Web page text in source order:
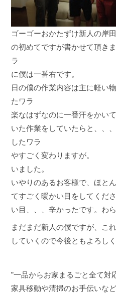
ゴーゴーおかたずけ新人の岸
の初めてですが書かせて頂き
ラ
に僕は一番
日の僕の作業内容は主に軽い
たワラ
楽なはずなのに一番汗をかい
いた作業をしていたらと、、
したワラ 話は変
やすごく変わります
いました
いやりのあるお客様で、ほと
てすごく暖かい目をしてくだ
い目、、、辛かったです。わら
まだまだ新人の僕ですが、こ
していくので今後ともよろし
”一品からお家まるごと全て対
家具移動や清掃のお手伝いな